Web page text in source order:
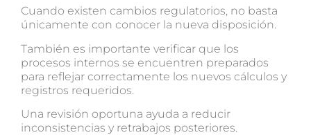
Cuando existen cambios regulatorios, no basta
únicamente con conocer la nueva disposición.
También es importante verificar que los
procesos internos se encuentren preparados
para reflejar correctamente los nuevos cálculos y
registros requeridos.
Una revisión oportuna ayuda a reducir
inconsistencias y retrabajos posteriores.